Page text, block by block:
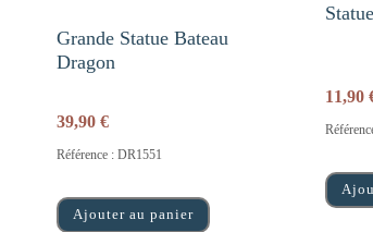
Grande Statue Bateau
Dragon
39,90€
Référence : DR1551
Ajouter au panier
11,90